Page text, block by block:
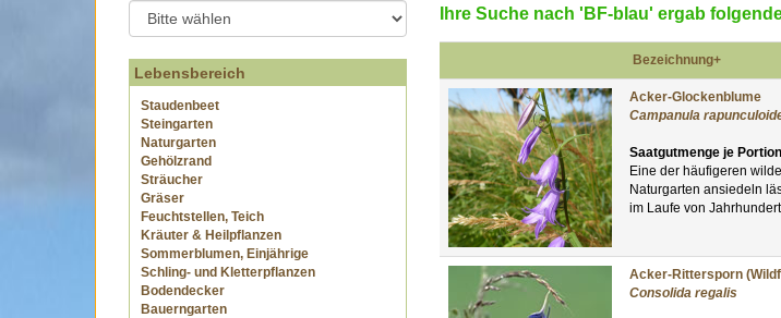
Lebensbereich
Staudenbeet
Steingarten
Naturgarten
Gehölzrand
Sträucher
Gräser
Feuchtstellen, Teich
Kräuter & Heilpflanzen
Sommerblumen, Einjährige
Schling- und Kletterpflanzen
Bodendecker
Bauerngarten
Ihre Suche nach 'BF-blau' ergab
Bezeichnung+
Acker-Glockenblume
Campanula
Saatgutmenge je
Eine der häufigeren
Naturgarten ansiedeln
im Laufe von
Acker-Rittersporn
Consolida regalis